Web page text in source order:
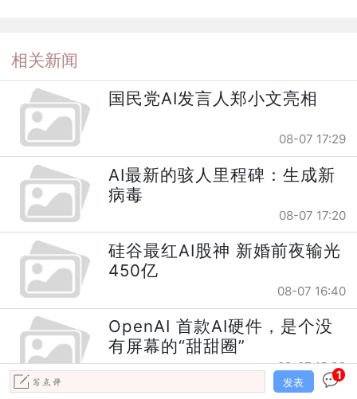
相关新闻
国民党AI发言人郑小文亮相
08-07 17:29
AI最新的骇人里程碑：生成新
病毒
08-07 17:20
硅谷最红AI股神 新婚前夜输光
450亿
08-07 16:40
OpenAI 首款AI硬件，是个没
有屏幕的“甜甜圈”
08-07 15:39
发表
1